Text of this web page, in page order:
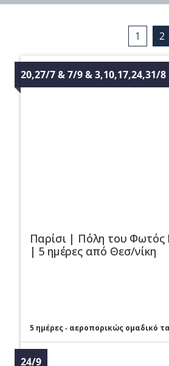
1 2
20,27/7 & 7/9 & 3,10,17,24,31/8
Παρίσι | Πόλη του Φωτός
| 5 ημέρες από Θεσ/νίκη
5 ημέρες - αεροπορικώς ομαδικό
24/9